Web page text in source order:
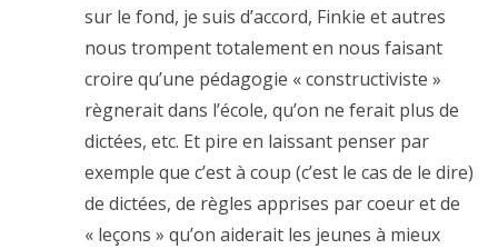
sur le fond, je suis d’accord, Finkie et autres
nous trompent totalement en nous faisant
croire qu’une pédagogie « constructiviste »
règnerait dans l’école, qu’on ne ferait plus de
dictées, etc. Et pire en laissant penser par
exemple que c’est à coup (c’est le cas de le dire)
de dictées, de règles apprises par coeur et de
« leçons » qu’on aiderait les jeunes à mieux